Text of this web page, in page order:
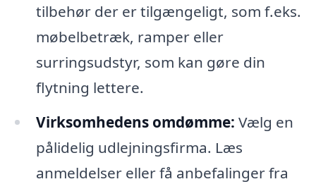
tilbehør der er tilgængeligt, som f.eks.
møbelbetræk, ramper eller
surringsudstyr, som kan gøre din
flytning lettere.
Virksomhedens omdømme: Vælg en
pålidelig udlejningsfirma. Læs
anmeldelser eller få anbefalinger fra